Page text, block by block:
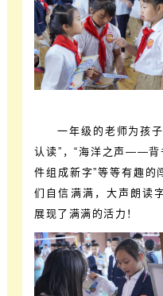
一年级的老师为孩
认读”，“海洋之声——
件组成新字”等等有趣的
们自信满满，大声朗读
展现了满满的活力！